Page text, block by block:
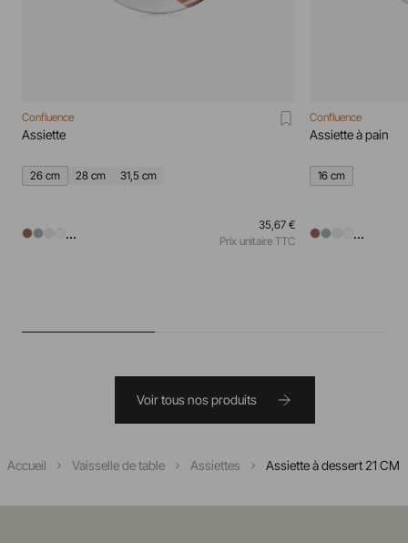
Confluence
Assiette
26 cm 28 cm 31,5 cm
...
35,67 €
Prix unitaire TTC
Confluence
Assiette à pain
16 cm
...
Voir tous nos produits
Accueil Vaisselle de table Assiettes Assiette à dessert 21 CM